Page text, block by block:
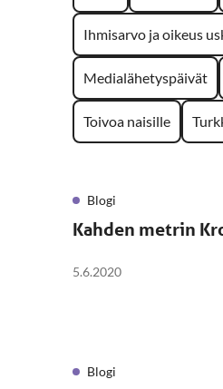
Ihmisarvo ja oikeus
Medialähetyspäivät
Toivoa naisille
Blogi
Kahden metrin
5.6.2020
Blogi